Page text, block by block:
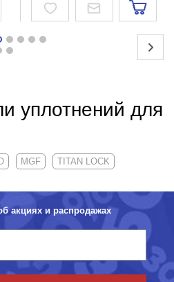
уплотнений для
MGF TITAN LOCK
акциях и распродажах